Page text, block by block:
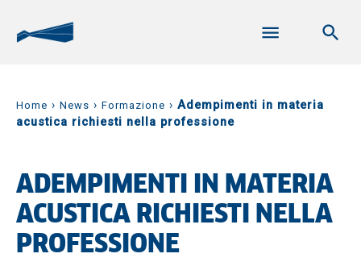
Home › News › Formazione › Adempimenti in materia
acustica richiesti nella professione
ADEMPIMENTI IN MATERIA
ACUSTICA RICHIESTI NELLA
PROFESSIONE